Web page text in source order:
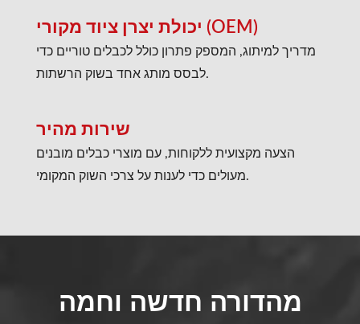
יכולת יצרן ציוד מקורי (OEM)
מדריך למיתוג, המספק פתרון כולל לכבלים טוריים כדי
לבסס מותג אחד בשוק הרשתות.
שירות מהיר
הצעה מקצועית ללקוחות, עם מוצרי כבלים מובנים
מעולים כדי לענות על צרכי השוק המקומי.
מהדורה חדשה וחמה